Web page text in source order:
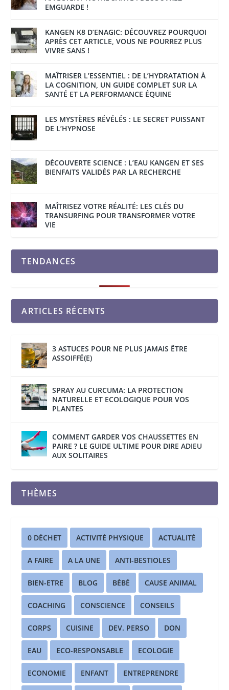
EMGUARDE !
KANGEN K8 D’ENAGIC: DÉCOUVREZ POURQUOI
APRÈS CET ARTICLE, VOUS NE POURREZ PLUS
VIVRE SANS !
MAÎTRISER L’ESSENTIEL : DE L’HYDRATATION À
LA COGNITION, UN GUIDE COMPLET SUR LA
SANTÉ ET LA PERFORMANCE ÉQUINE
LES MYSTÈRES RÉVÉLÉS : LE SECRET PUISSANT
DE L’HYPNOSE
DÉCOUVERTE SCIENCE : L’EAU KANGEN ET SES
BIENFAITS VALIDÉS PAR LA RECHERCHE
MAÎTRISEZ VOTRE RÉALITÉ: LES CLÉS DU
TRANSURFING POUR TRANSFORMER VOTRE
VIE
TENDANCES
ARTICLES RÉCENTS
3 ASTUCES POUR NE PLUS JAMAIS ÊTRE
ASSOIFFÉ(E)
SPRAY AU CURCUMA: LA PROTECTION
NATURELLE ET ECOLOGIQUE POUR VOS
PLANTES
COMMENT GARDER VOS CHAUSSETTES EN
PAIRE ? LE GUIDE ULTIME POUR DIRE ADIEU
AUX SOLITAIRES
THÈMES
0 DÉCHET ACTIVITÉ PHYSIQUE ACTUALITÉ
A FAIRE A LA UNE ANTI-BESTIOLES
BIEN-ETRE BLOG BÉBÉ CAUSE ANIMAL
COACHING CONSCIENCE CONSEILS
CORPS CUISINE DEV. PERSO DON
EAU ECO-RESPONSABLE ECOLOGIE
ECONOMIE ENFANT ENTREPRENDRE